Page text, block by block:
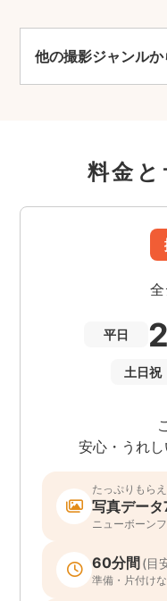
他の撮影ジャンル
料金
平日
土日祝
安心・うれ
たっぷりもら
写真デー
ニューボーン
60分間 (目
準備・片付け